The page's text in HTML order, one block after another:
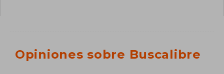
Opiniones sobre Buscalibre